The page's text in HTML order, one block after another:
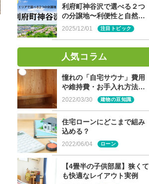
利府町神谷沢で選べる２つ
の分譲地〜利便性と自然が
両立する住環境〜
2025/12/01 注目トピック
人気コラム
憧れの「自宅サウナ」費用
や維持費・お手入れ方法
は？
2022/03/30 建物の豆知識
住宅ローンにどこまで組み
込める？
2022/06/04 ローン
【4畳半の子供部屋】狭くて
も快適なレイアウト実例